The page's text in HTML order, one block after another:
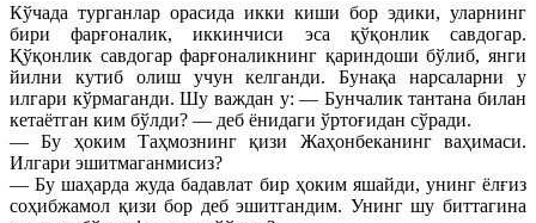
Кўчада турганлар орасида икки киши бор эдики, уларнинг
бири фарғоналик, иккинчиси эса қўқонлик савдогар.
Қўқонлик савдогар фарғоналикнинг қариндоши бўлиб, янги
йилни кутиб олиш учун келганди. Бунақа нарсаларни у
илгари кўрмаганди. Шу важдан у: — Бунчалик тантана билан
кетаётган ким бўлди? — деб ёнидаги ўртоғидан сўради.
— Бу ҳоким Таҳмознинг қизи Жаҳонбеканинг ваҳимаси.
Илгари эшитмаганмисиз?
— Бу шаҳарда жуда бадавлат бир ҳоким яшайди, унинг ёлғиз
соҳибжамол қизи бор деб эшитгандим. Унинг шу биттагина